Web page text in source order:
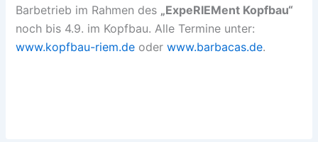
Barbetrieb im Rahmen des „ExpeRIEMent Kopfbau“
noch bis 4.9. im Kopfbau. Alle Termine unter:
www.kopfbau-riem.de oderwww.barbacas.de.